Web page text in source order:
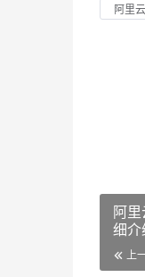
阿里
阿
细介
上